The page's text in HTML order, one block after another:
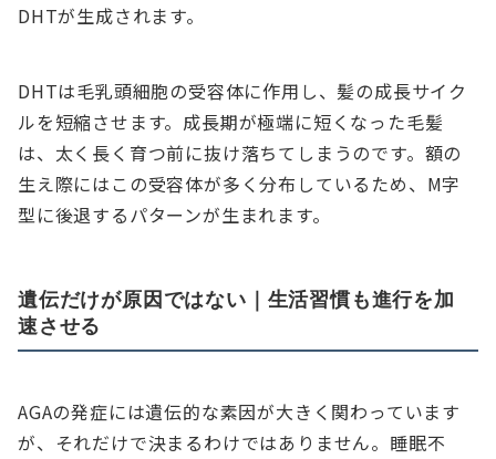
DHTが生成されます。
DHTは毛乳頭細胞の受容体に作用し、髪の成長サイク
ルを短縮させます。成長期が極端に短くなった毛髪
は、太く長く育つ前に抜け落ちてしまうのです。額の
生え際にはこの受容体が多く分布しているため、M字
型に後退するパターンが生まれます。
遺伝だけが原因ではない｜生活習慣も進行を加
速させる
AGAの発症には遺伝的な素因が大きく関わっています
が、それだけで決まるわけではありません。睡眠不